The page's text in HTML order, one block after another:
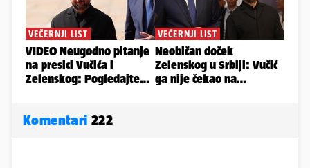
Komentari 222